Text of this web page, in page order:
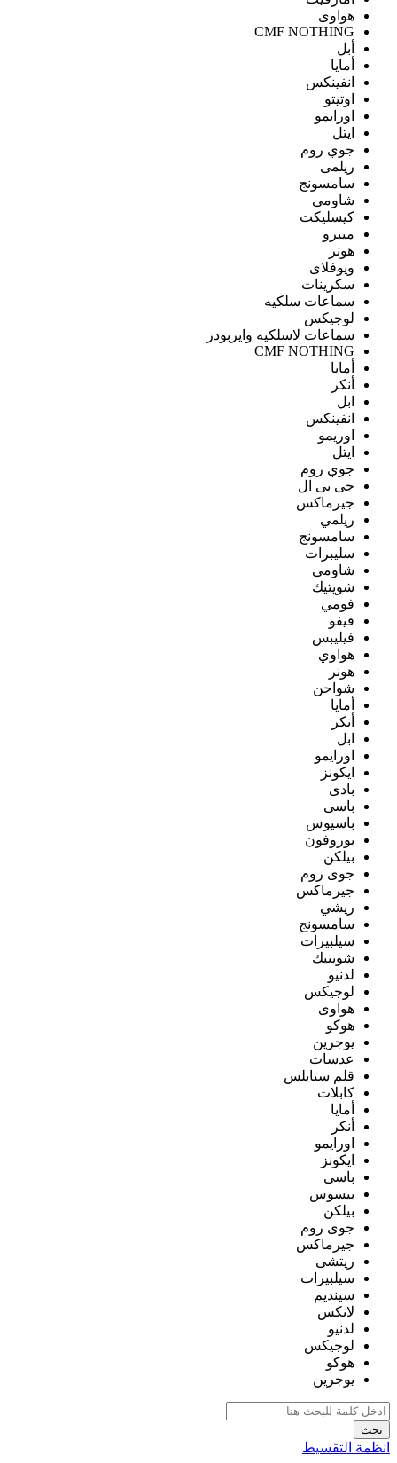
هواوى
CMF NOTHING
أبل
أمايا
انفينكس
اوتيتو
اورايمو
ايتل
جوي روم
ريلمى
سامسونج
شاومى
كيسليكت
ميبرو
هونر
ويوفلاى
سكرينات
سماعات سلكيه
لوجيكس
سماعات لاسلكيه وايربودز
CMF NOTHING
أمايا
أنكر
ابل
انفينكس
اوريمو
ايتل
جوي روم
جى بى ال
جيرماكس
ريلمي
سامسونج
سليبرات
شاومى
شويتيك
فومي
فيفو
فيليبس
هواوي
هونر
شواحن
أمايا
أنكر
ابل
اورايمو
ايكونز
بادى
باسى
باسيوس
بوروفون
بيلكن
جوى روم
جيرماكس
ريشي
سامسونج
سيلبيرات
شويتيك
لدنيو
لوجيكس
هواوى
هوكو
يوجرين
عدسات
قلم ستايلس
كابلات
أمايا
أنكر
اورايمو
ايكونز
باسى
بيسوس
بيلكن
جوى روم
جيرماكس
ريتشى
سيلبيرات
سينديم
لانكس
لدنيو
لوجيكس
هوكو
يوجرين
بحث
انظمة التقسيط